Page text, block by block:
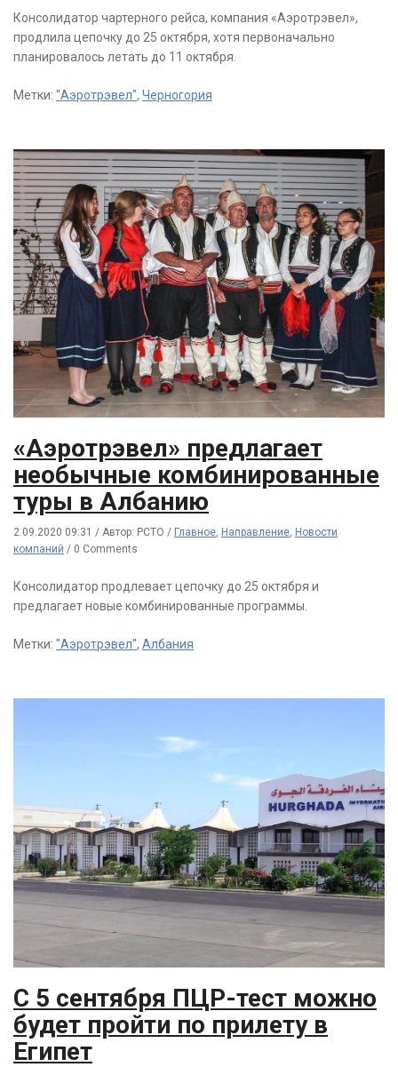
Консолидатор чартерного рейса, компания «Аэротрэвел»,
продлила цепочку до 25 октября, хотя первоначально
планировалось летать до 11 октября.
Метки: "Аэротрэвел", Черногория
«Аэротрэвел» предлагает
необычные комбинированные
туры в Албанию
2.09.2020 09:31 / Автор: РСТО / Главное, Направление, Новости
компаний / 0 Comments
Консолидатор продлевает цепочку до 25 октября и
предлагает новые комбинированные программы.
Метки: "Аэротрэвел", Албания
С 5 сентября ПЦР-тест можно
будет пройти по прилету в
Египет